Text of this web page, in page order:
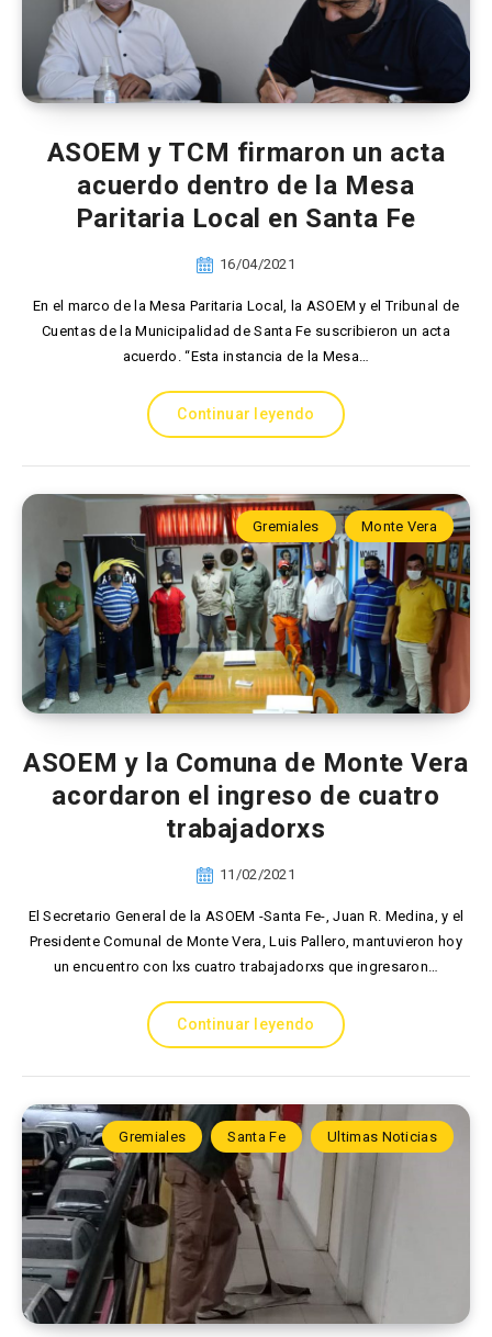
ASOEM y TCM firmaron un acta
acuerdo dentro de la Mesa
Paritaria Local en Santa Fe
16/04/2021
En el marco de la Mesa Paritaria Local, la ASOEM y el Tribunal de
Cuentas de la Municipalidad de Santa Fe suscribieron un acta
acuerdo. “Esta instancia de la Mesa…
Continuar leyendo
Gremiales Monte Vera
ASOEM y la Comuna de Monte Vera
acordaron el ingreso de cuatro
trabajadorxs
11/02/2021
El Secretario General de la ASOEM -Santa Fe-, Juan R. Medina, y el
Presidente Comunal de Monte Vera, Luis Pallero, mantuvieron hoy
un encuentro con lxs cuatro trabajadorxs que ingresaron…
Continuar leyendo
Gremiales Santa Fe Ultimas Noticias